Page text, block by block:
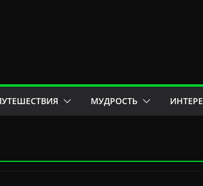
МУДРОСТЬ